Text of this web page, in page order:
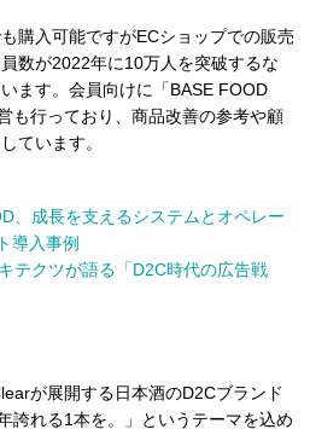
購入可能ですがECショップでの販売
数が2022年に10万人を突破するな
ます。会員向けに「BASE FOOD
も行っており、商品改善の参考や顧
ています。
、成長を支えるシステムとオペレー
導入事例
テクツが語る「D2C時代の広告戦
が展開する日本酒のD2Cブランド
誇れる1本を。」というテーマを込め